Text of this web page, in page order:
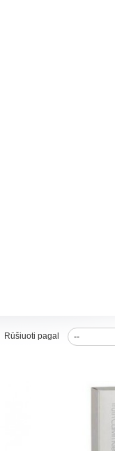
Rūšiuoti pagal